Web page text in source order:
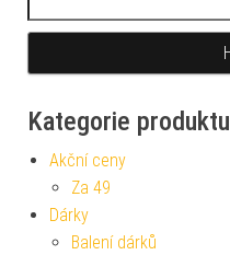
Kategorie produktu
Akční ceny
Za 49
Dárky
Balení dárků